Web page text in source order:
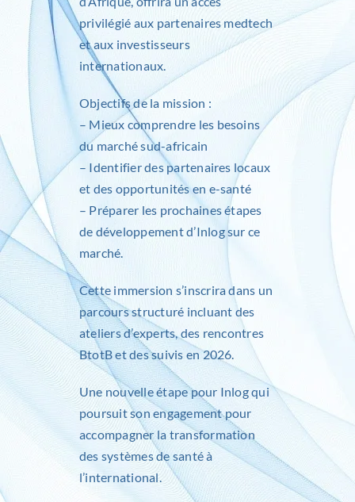
privilégié aux partenaires medtech
et aux investisseurs
internationaux.
Objectifs de la mission :
– Mieux comprendre les besoins
du marché sud-africain
– Identifier des partenaires locaux
et des opportunités en e-santé
– Préparer les prochaines étapes
de développement d’Inlog sur ce
marché.
Cette immersion s’inscrira dans un
parcours structuré incluant des
ateliers d’experts, des rencontres
BtotB et des suivis en 2026.
Une nouvelle étape pour Inlog qui
poursuit son engagement pour
accompagner la transformation
des systèmes de santé à
l’international.